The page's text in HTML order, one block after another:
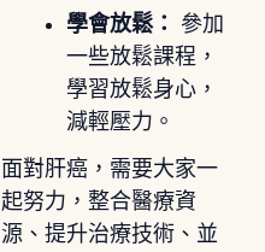
學會放鬆：
參加
一些放鬆課程，
學習放鬆身心，
減輕壓力。
面對肝癌，需要大家一
起努力，整合醫療資
源、提升治療技術、並